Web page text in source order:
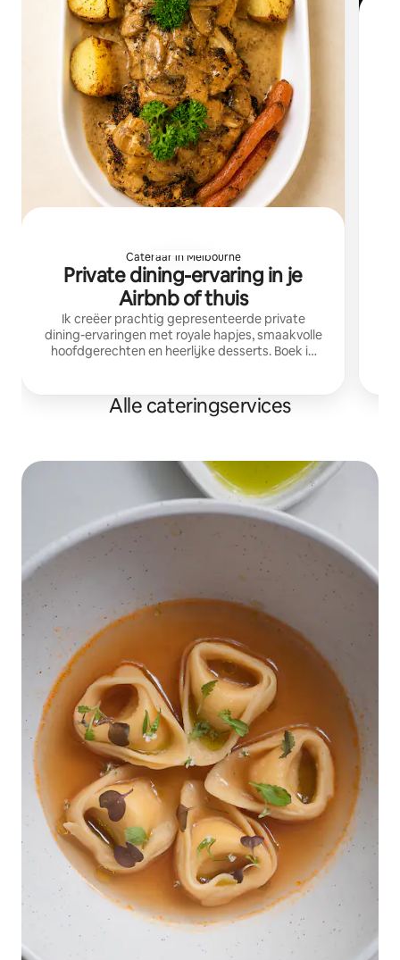
Cateraar in Melbourne
Private dining-ervaring in je
Airbnb of thuis
Ik creëer prachtig gepresenteerde private
dining-ervaringen met royale hapjes, smaakvolle
hoofdgerechten en heerlijke desserts. Boek in
Alle cateringservices